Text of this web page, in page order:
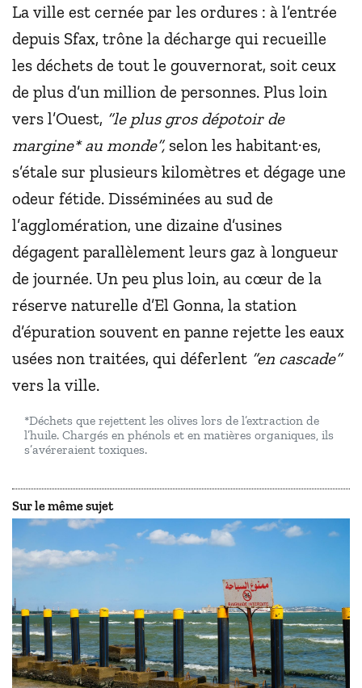
La ville est cernée par les ordures : à l’entrée
depuis Sfax, trône la décharge qui recueille
les déchets de tout le gouvernorat, soit ceux
de plus d’un million de personnes. Plus loin
vers l’Ouest, “le plus gros dépotoir de
margine* au monde”, selon les habitant·es,
s’étale sur plusieurs kilomètres et dégage une
odeur fétide. Disséminées au sud de
l’agglomération, une dizaine d’usines
dégagent parallèlement leurs gaz à longueur
de journée. Un peu plus loin, au cœur de la
réserve naturelle d’El Gonna, la station
d’épuration souvent en panne rejette les eaux
usées non traitées, qui déferlent “en cascade”
vers la ville.
*Déchets que rejettent les olives lors de l’extraction de
l’huile. Chargés en phénols et en matières organiques, ils
s’avéreraient toxiques.
Sur le même sujet